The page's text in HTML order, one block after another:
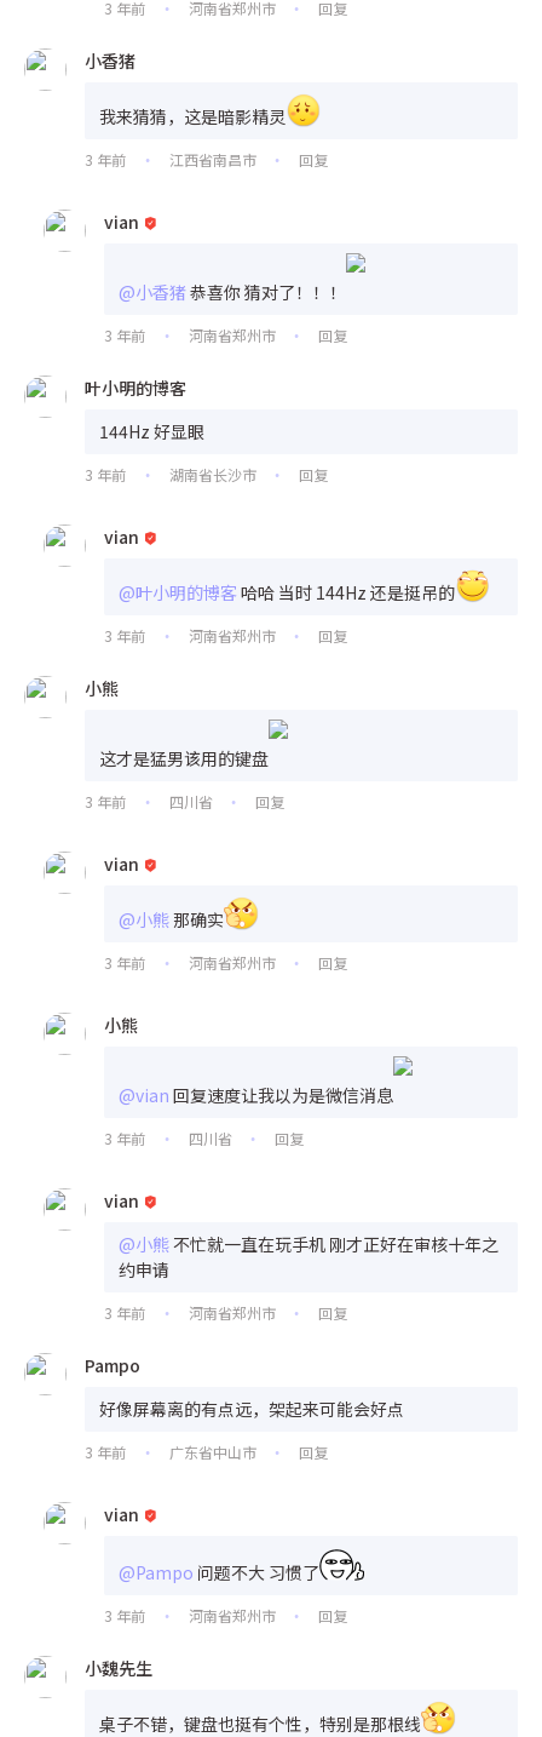
3 年前 • 河南省郑州市 • 回复
小香猪
我来猜猜，这是暗影精灵
3 年前 • 江西省南昌市 • 回复
vian
@小香猪恭喜你 猜对了！！！
3 年前 • 河南省郑州市 • 回复
叶小明的博客
144Hz 好显眼
3 年前 • 湖南省长沙市 • 回复
vian
@叶小明的博客 哈哈 当时 144Hz 还是挺吊的
3 年前 • 河南省郑州市 • 回复
小熊
这才是猛男该用的键盘
3 年前 • 四川省 • 回复
vian
@小熊那确实
3 年前 • 河南省郑州市 • 回复
小熊
@vian 回复速度让我以为是微信消息
3 年前 • 四川省 • 回复
vian
@小熊不忙就一直在玩手机 刚才正好在审核十年之
约申请
3 年前 • 河南省郑州市 • 回复
Pampo
好像屏幕离的有点远，架起来可能会好点
3 年前 • 广东省中山市 • 回复
vian
@Pampo 问题不大 习惯了
3 年前 • 河南省郑州市 • 回复
小魏先生
桌子不错，键盘也挺有个性，特别是那根线